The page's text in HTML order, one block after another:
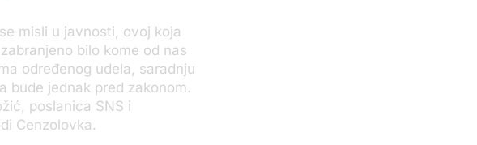
misli u javnosti, ovoj koja
bilo kome od nas
određenog udela, saradnju
bude jednak pred zakonom.
poslanica SNS i
Cenzolovka.